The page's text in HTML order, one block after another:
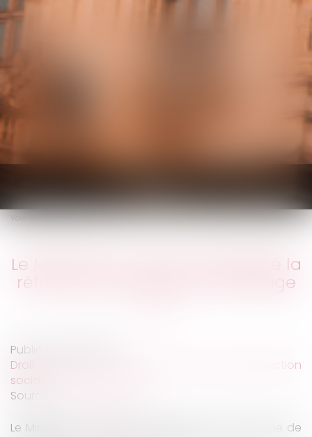
KALIFA Avocats
Ouvrir
le
menu
Vous êtes ici :Accueil
Le Ministre du Travail a présenté la
réforme de l'assurance chômage
Publié le :
Droit du travail - Employeurs
Droit de la protection
sociale
Source :
Le Ministre du Travail a présenté lundi la réforme de